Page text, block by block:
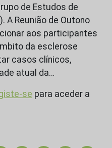
de Estudos de
A Reunião de Outono
aos participantes
da esclerose
casos clínicos,
atual da…
se para aceder a